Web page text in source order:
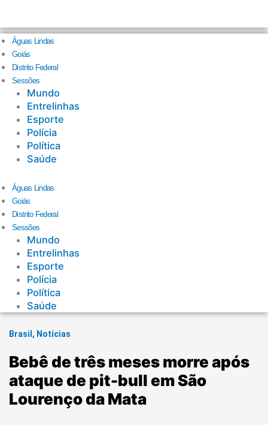
Águas Lindas
Goiás
Distrito Federal
Sessões
Mundo
Entrelinhas
Esporte
Polícia
Política
Saúde
Águas Lindas
Goiás
Distrito Federal
Sessões
Mundo
Entrelinhas
Esporte
Polícia
Política
Saúde
Brasil , Notícias
Bebê de três meses morre após
ataque de pit-bull em São
Lourenço da Mata